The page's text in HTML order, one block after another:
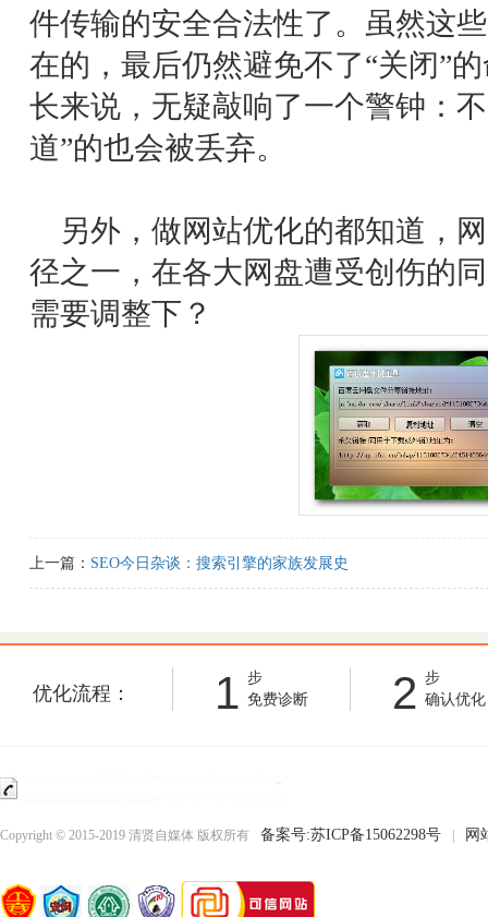
件传输的安全合法性了。虽然这
在的，最后仍然避免不了“关闭”
长来说，无疑敲响了一个警钟：
道”的也会被丢弃。
另外，做网站优化的都知道，
径之一，在各大网盘遭受创伤的
需要调整下？
上一篇： SEO今日杂谈：搜索引擎的家族发展史
优化流程： 1 步
免费诊断
2 步
确认优
Copyright © 2015-2019 清贤自媒体 版权所有 备案号:苏ICP备15062298号 网